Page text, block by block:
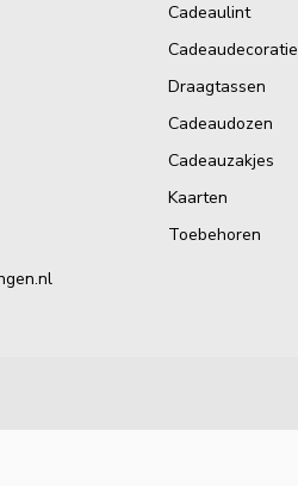
Cadeaulint
Cadeaudecoratie
Draagtassen
Cadeaudozen
Cadeauzakjes
Kaarten
Toebehoren